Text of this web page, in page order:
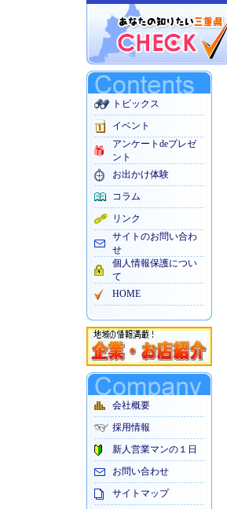
トピックス
イベント
アンケートdeプレゼ
ント
お出かけ体験
コラム
リンク
サイトのお問い合わ
せ
個人情報保護につい
て
HOME
会社概要
採用情報
新人営業マンの１日
お問い合わせ
サイトマップ